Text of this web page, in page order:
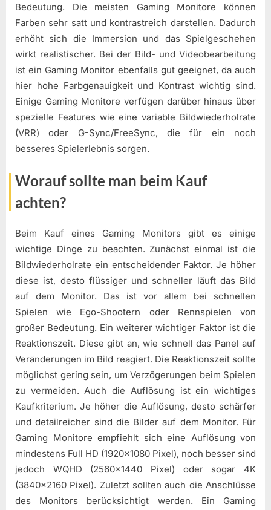
Bedeutung. Die meisten Gaming Monitore können
Farben sehr satt und kontrastreich darstellen. Dadurch
erhöht sich die Immersion und das Spielgeschehen
wirkt realistischer. Bei der Bild- und Videobearbeitung
ist ein Gaming Monitor ebenfalls gut geeignet, da auch
hier hohe Farbgenauigkeit und Kontrast wichtig sind.
Einige Gaming Monitore verfügen darüber hinaus über
spezielle Features wie eine variable Bildwiederholrate
(VRR) oder G-Sync/FreeSync, die für ein noch
besseres Spielerlebnis sorgen.
Worauf sollte man beim Kauf
achten?
Beim Kauf eines Gaming Monitors gibt es einige
wichtige Dinge zu beachten. Zunächst einmal ist die
Bildwiederholrate ein entscheidender Faktor. Je höher
diese ist, desto flüssiger und schneller läuft das Bild
auf dem Monitor. Das ist vor allem bei schnellen
Spielen wie Ego-Shootern oder Rennspielen von
großer Bedeutung. Ein weiterer wichtiger Faktor ist die
Reaktionszeit. Diese gibt an, wie schnell das Panel auf
Veränderungen im Bild reagiert. Die Reaktionszeit sollte
möglichst gering sein, um Verzögerungen beim Spielen
zu vermeiden. Auch die Auflösung ist ein wichtiges
Kaufkriterium. Je höher die Auflösung, desto schärfer
und detailreicher sind die Bilder auf dem Monitor. Für
Gaming Monitore empfiehlt sich eine Auflösung von
mindestens Full HD (1920×1080 Pixel), noch besser sind
jedoch WQHD (2560×1440 Pixel) oder sogar 4K
(3840×2160 Pixel). Zuletzt sollten auch die Anschlüsse
des Monitors berücksichtigt werden. Ein Gaming